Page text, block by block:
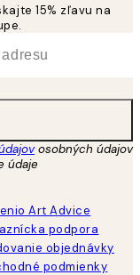
15% zľavu na
osobných údajov
údaje
Art Advice
podpora
objednávky
podmienky